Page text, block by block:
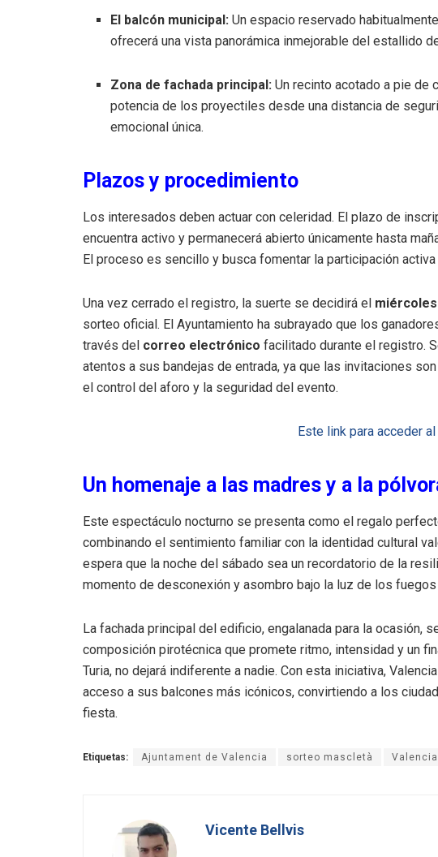
El balcón municipal: Un espacio reservado
ofrecerá una vista panorámica inmejorable del estallido
Zona de fachada principal: Un recinto acotado a pie de
potencia de los proyectiles desde una distancia de
emocional única.
Plazos y procedimiento
Los interesados deben actuar con celeridad. El plazo de
encuentra activo y permanecerá abierto únicamente hasta
El proceso es sencillo y busca fomentar la participación
Una vez cerrado el registro, la suerte se decidirá el
sorteo oficial. El Ayuntamiento ha subrayado que los
través del correo electrónico facilitado durante el registro.
atentos a sus bandejas de entrada, ya que las invitaciones
el control del aforo y la seguridad del evento.
Este link para acceder
Un homenaje a las madres y a la
Este espectáculo nocturno se presenta como el regalo
combinando el sentimiento familiar con la identidad cultural
espera que la noche del sábado sea un recordatorio de la
momento de desconexión y asombro bajo la luz de los
La fachada principal del edificio, engalanada para la ocasión,
composición pirotécnica que promete ritmo, intensidad y un
Turia, no dejará indiferente a nadie. Con esta iniciativa,
acceso a sus balcones más icónicos, convirtiendo a los
fiesta.
Etiquetas: Ajuntament de Valencia sorteo mascletà Valencia
Vicente Bellvis